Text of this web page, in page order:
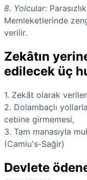
8. Yolcular:
Memleketlerinde
verilir.
Zekâtın
edilecek üç
1. Zekât olarak
2. Dolambaçlı
cebine girmemesi,
3. Tam manasıyla
(Camiu's-Sağir)
Devlete